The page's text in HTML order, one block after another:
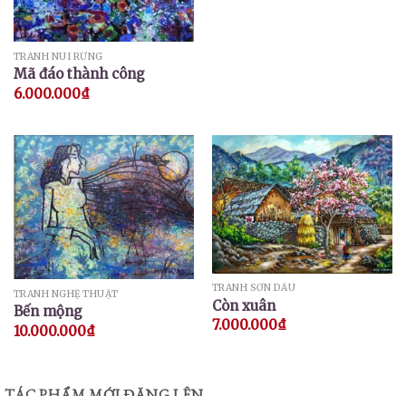
TRANH NÚI RỪNG
Mã đáo thành công
6.000.000₫
TRANH NGHỆ THUẬT
Bến mộng
10.000.000₫
TRANH SƠN DẦU
Còn xuân
7.000.000₫